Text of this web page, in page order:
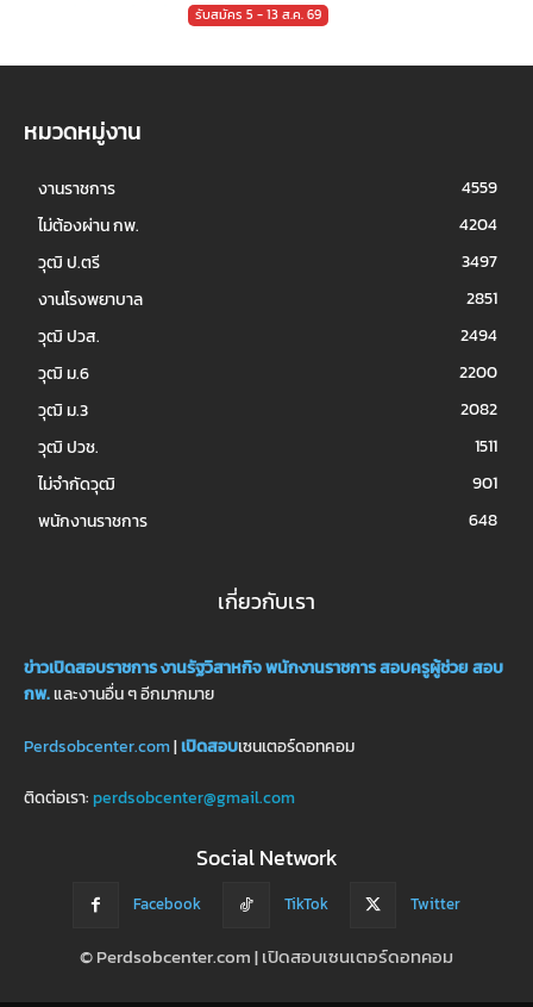
รับสมัคร 5 - 13 ส.ค. 69
หมวดหมู่งาน
งานราชการ
4559
ไม่ต้องผ่าน กพ.
4204
วุฒิ ป.ตรี
3497
งานโรงพยาบาล
2851
วุฒิ ปวส.
2494
วุฒิ ม.6
2200
วุฒิ ม.3
2082
วุฒิ ปวช.
1511
ไม่จำกัดวุฒิ
901
พนักงานราชการ
648
เกี่ยวกับเรา
ข่าวเปิดสอบราชการงานรัฐวิสาหกิจพนักงานราชการสอบครูผู้ช่วยสอบ
กพ.และงานอื่น ๆ อีกมากมาย
Perdsobcenter.com|เปิดสอบเซนเตอร์ดอทคอม
ติดต่อเรา: perdsobcenter@gmail.com
Social Network
Facebook TikTok Twitter
© Perdsobcenter.com | เปิดสอบเซนเตอร์ดอทคอม